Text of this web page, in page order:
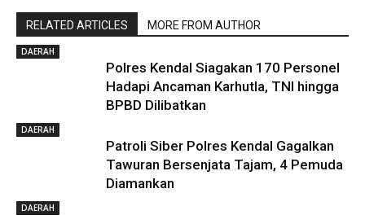
RELATED ARTICLES MORE FROM AUTHOR
DAERAH
Polres Kendal Siagakan 170 Personel
Hadapi Ancaman Karhutla, TNI hingga
BPBD Dilibatkan
DAERAH
Patroli Siber Polres Kendal Gagalkan
Tawuran Bersenjata Tajam, 4 Pemuda
Diamankan
DAERAH